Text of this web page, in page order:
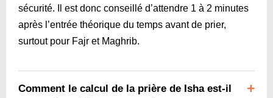
sécurité. Il est donc conseillé d’attendre 1 à 2 minutes
après l’entrée théorique du temps avant de prier,
surtout pour Fajr et Maghrib.
Comment le calcul de la prière de Isha est-il